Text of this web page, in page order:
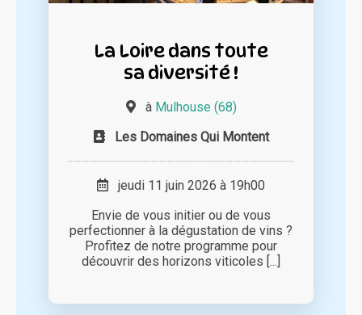
La Loire dans toute
sa diversité !
à Mulhouse (68)
Les Domaines Qui Montent
jeudi 11 juin 2026 à 19h00
Envie de vous initier ou de vous
perfectionner à la dégustation de vins ?
Profitez de notre programme pour
découvrir des horizons viticoles [...]